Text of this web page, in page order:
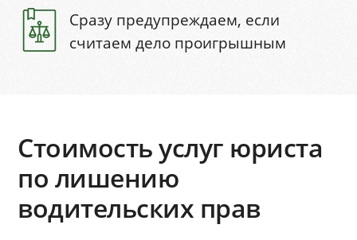
Сразу предупреждаем, если
считаем дело проигрышным
Стоимость услуг юриста
по лишению
водительских прав